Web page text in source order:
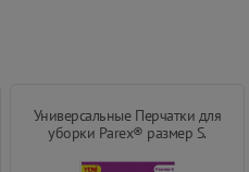
Универсальные Перчатки для
уборки Parex® размер S.